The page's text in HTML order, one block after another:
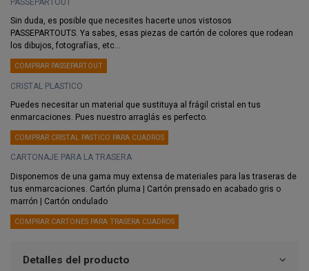
PASSEPARTOUT
Sin duda, es posible que necesites hacerte unos vistosos
PASSEPARTOUTS. Ya sabes, esas piezas de cartón de colores que rodean
los dibujos, fotografías, etc...
COMPRAR PASSEPARTOUT
CRISTAL PLASTICO
Puedes necesitar un material que sustituya al frágil cristal en tus
enmarcaciones. Pues nuestro arraglás es perfecto.
COMPRAR CRISTAL PASTICO PARA CUADROS
CARTONAJE PARA LA TRASERA
Disponemos de una gama muy extensa de materiales para las traseras de
tus enmarcaciones. Cartón pluma | Cartón prensado en acabado gris o
marrón | Cartón ondulado
COMPRAR CARTONES PARA TRASERA CUADROS
Detalles del producto